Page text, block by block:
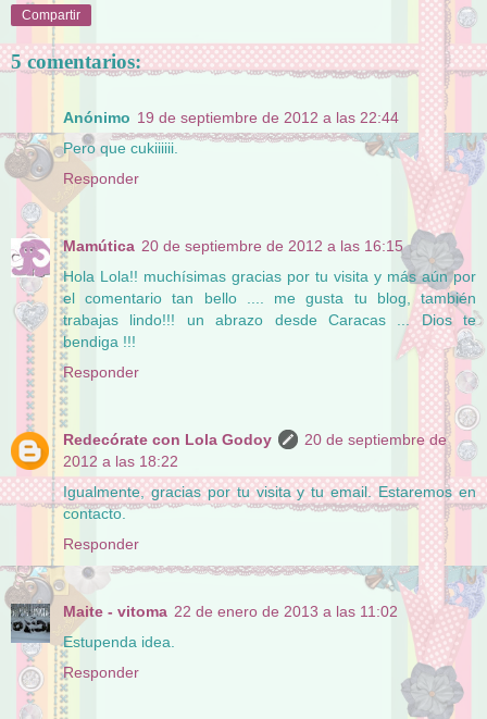
Compartir
5 comentarios:
Anónimo 19 de septiembre de 2012 a las 22:44
Pero que cukiiiiii.
Responder
Mamútica 20 de septiembre de 2012 a las 16:15
Hola Lola!! muchísimas gracias por tu visita y más aún por
el comentario tan bello .... me gusta tu blog, también
trabajas lindo!!! un abrazo desde Caracas ... Dios te
bendiga !!!
Responder
Redecórate con Lola Godoy
20 de septiembre de
2012 a las 18:22
Igualmente, gracias por tu visita y tu email. Estaremos en
contacto.
Responder
Maite - vitoma 22 de enero de 2013 a las 11:02
Estupenda idea.
Responder